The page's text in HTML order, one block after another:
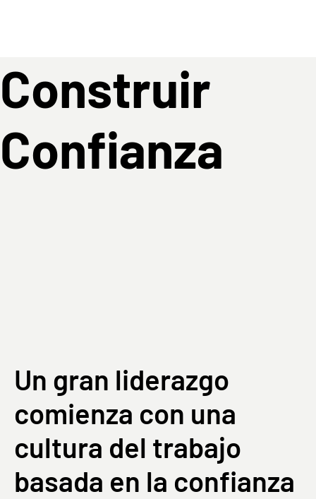
Construir
Confianza
Un gran liderazgo
comienza con una
cultura del trabajo
basada en la confianza